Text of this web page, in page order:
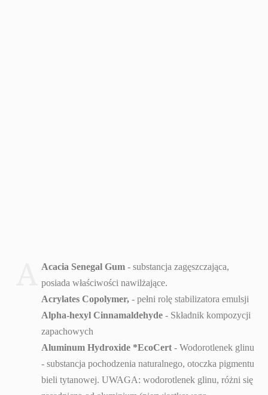
Acacia Senegal Gum - substancja zagęszczająca,
posiada właściwości nawilżające.
Acrylates Copolymer, - pełni rolę stabilizatora emulsji
Alpha-hexyl Cinnamaldehyde - Składnik kompozycji
zapachowych
Aluminum Hydroxide *EcoCert - Wodorotlenek glinu
- substancja pochodzenia naturalnego, otoczka pigmentu
bieli tytanowej. UWAGA: wodorotlenek glinu, różni się